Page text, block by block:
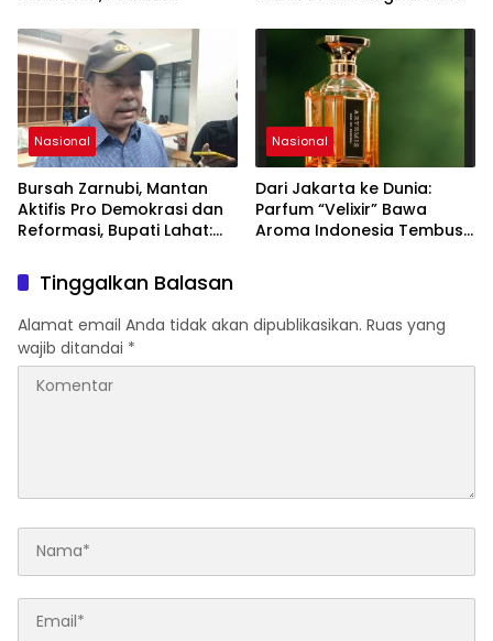
Cibinong
Nasional
Bursah Zarnubi, Mantan
Aktifis Pro Demokrasi dan
Reformasi, Bupati Lahat:
Inspiratif yang Konsisten
Memperjuangkan
Demokrasi, Keadilan, dan
Nilai-nilai Kemanusiaan
melalui Gerakan Sosial
maupun Karya Sastra.
Nasional
Dari Jakarta ke Dunia:
Parfum “Velixir” Bawa
Aroma Indonesia Tembus
Tinggalkan Balasan
Alamat email Anda tidak akan dipublikasikan. Ruas yang
wajib ditandai *